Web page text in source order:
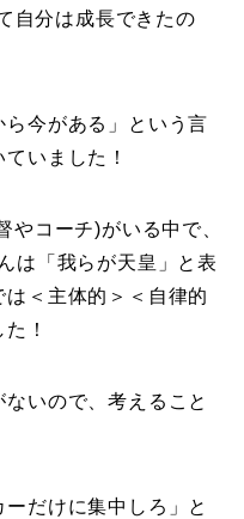
自分は成長できたの
ら今がある」という言
いました！
やコーチ)がいる中で、
は「我らが天皇」と表
＜主体的＞＜自律的
！
いので、考えること
だけに集中しろ」と